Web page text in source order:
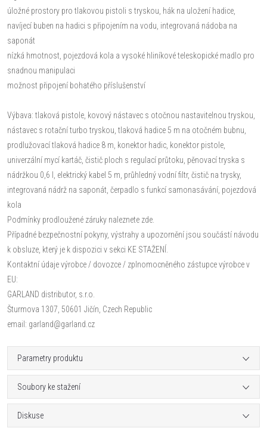
úložné prostory pro tlakovou pistoli s tryskou, hák na uložení hadice,
navíjecí buben na hadici s připojením na vodu, integrovaná nádoba na
saponát
nízká hmotnost, pojezdová kola a vysoké hliníkové teleskopické madlo pro
snadnou manipulaci
možnost připojení bohatého příslušenství
Výbava: tlaková pistole, kovový nástavec s otočnou nastavitelnou tryskou,
nástavec s rotační turbo tryskou, tlaková hadice 5 m na otočném bubnu,
prodlužovací tlaková hadice 8 m, konektor hadic, konektor pistole,
univerzální mycí kartáč, čistič ploch s regulací průtoku, pěnovací tryska s
nádržkou 0,6 l, elektrický kabel 5 m, průhledný vodní filtr, čistič na trysky,
integrovaná nádrž na saponát, čerpadlo s funkcí samonasávání, pojezdová
kola
Podmínky prodloužené záruky naleznete zde.
Případné bezpečnostní pokyny, výstrahy a upozornění jsou součástí návodu
k obsluze, který je k dispozici v sekci KE STAŽENÍ.
Kontaktní údaje výrobce / dovozce / zplnomocněného zástupce výrobce v
EU:
GARLAND distributor, s.r.o.
Šturmova 1307, 50601 Jičín, Czech Republic
email: garland@garland.cz
Parametry produktu
Soubory ke stažení
Diskuse